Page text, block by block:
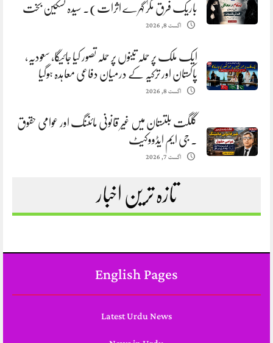
باریک فرق مگر گہرے اثرات). سیدہ تسکین بخت
اگست 8, 2026
ایک ملک پر حملہ تینوں پر حملہ تصور کیا جائیگا، سعودیہ،
پاکستان اور ترکیہ کے درمیان دفاعی معاہدہ ہوگیا
اگست 8, 2026
گلگت بلتستان میں غیر قانونی مائننگ اور عوامی حقوق
. جی ایم ایڈووکیٹ
اگست 7, 2026
تازہ ترین اخبار
English Pages
Latest Urdu News